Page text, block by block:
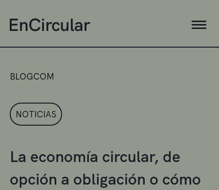
BLOGCOM
NOTICIAS
La economía circular, de
opción a obligación o cómo